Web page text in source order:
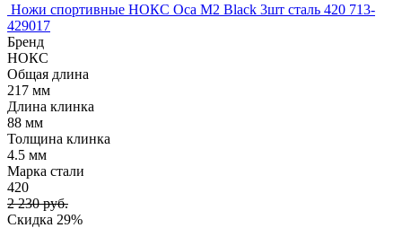
Ножи спортивные НОКС Оса М2 Black 3шт сталь 420 713-
429017
Бренд
НОКС
Общая длина
217 мм
Длина клинка
88 мм
Толщина клинка
4.5 мм
Марка стали
420
2 230 руб.
Скидка 29%